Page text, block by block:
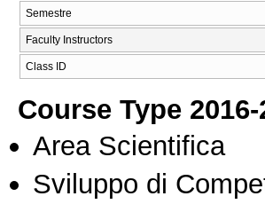
Semestre
Faculty Instructors
Class ID
Course Type 2016-
Area Scientifica
Sviluppo di